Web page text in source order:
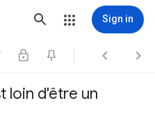
Sign in
  
loin d'être un